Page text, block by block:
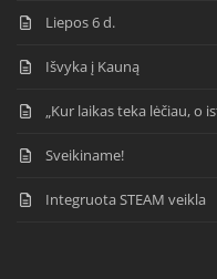
Liepos 6 d.
Išvyka į Kauną
„Kur laikas teka lėčiau, o
Sveikiname!
Integruota STEAM veikla